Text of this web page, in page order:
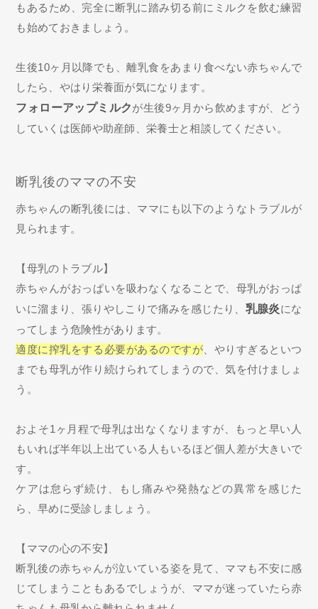
もあるため、完全に断乳に踏み切る前にミルクを飲む練習
も始めておきましょう。
生後10ヶ月以降でも、離乳食をあまり食べない赤ちゃんで
したら、やはり栄養面が気になります。
フォローアップミルクが生後9ヶ月から飲めますが、どう
していくは医師や助産師、栄養士と相談してください。
断乳後のママの不安
赤ちゃんの断乳後には、ママにも以下のようなトラブルが
見られます。
【母乳のトラブル】
赤ちゃんがおっぱいを吸わなくなることで、母乳がおっぱ
いに溜まり、張りやしこりで痛みを感じたり、 乳腺炎にな
ってしまう危険性があります。
適度に搾乳をする必要があるのですが 、やりすぎるといつ
までも母乳が作り続けられてしまうので、気を付けましょ
う。
およそ1ヶ月程で母乳は出なくなりますが、もっと早い人
もいれば半年以上出ている人もいるほど個人差が大きいで
す。
ケアは怠らず続け、もし痛みや発熱などの異常を感じた
ら、早めに受診しましょう。
【ママの心の不安】
断乳後の赤ちゃんが泣いている姿を見て、ママも不安に感
じてしまうこともあるでしょうが、ママが迷っていたら赤